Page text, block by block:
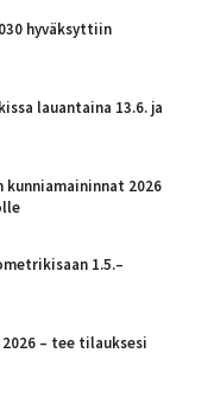
hyväksyttiin
lauantaina 13.6. ja
kunniamaininnat 2026
1.5.–
– tee tilauksesi